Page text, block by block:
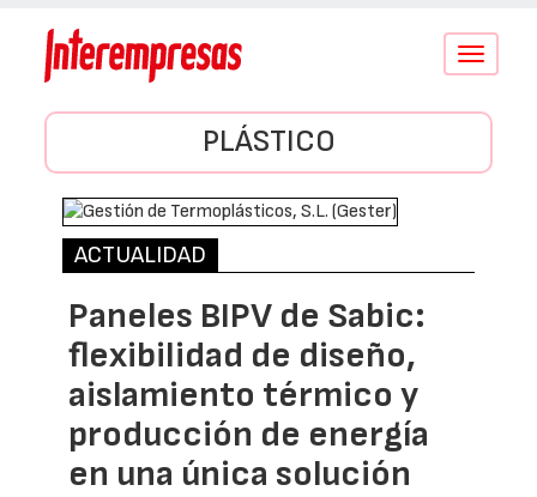
Conmutar
PLÁSTICO
ACTUALIDAD
Paneles BIPV de Sabic:
flexibilidad de diseño,
aislamiento térmico y
producción de energía
en una única solución